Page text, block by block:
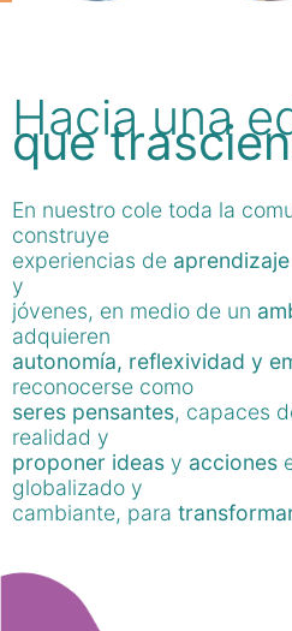
Hacia una
que
En nuestro cole toda la
construye
experiencias de
y
jóvenes, en medio de un
adquieren
autonomía, reflexividad y
reconocerse como
seres pensantes, capaces
realidad y
proponer ideas y acciones
globalizado y
cambiante, para